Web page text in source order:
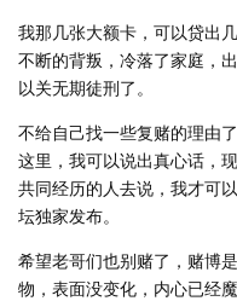
我那几张大额卡，可以贷出
不断的背叛，冷落了家庭，
以关无期徒刑了。
不给自己找一些复赌的理由
这里，我可以说出真心话，
共同经历的人去说，我才可
坛独家发布。
希望老哥们也别赌了，赌博
物，表面没变化，内心已经